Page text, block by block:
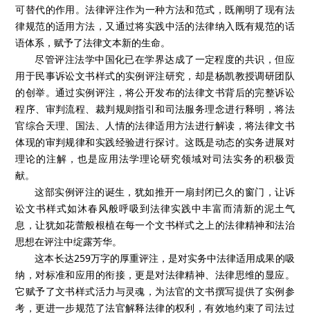
可替代的作用。法律评注作为一种方法和范式，既阐明了现有法
律规范的适用方法，又通过将实践中活的法律纳入既有规范的话
语体系，赋予了法律文本新的生命。
尽管评注法学中国化已在学界达成了一定程度的共识，但应
用于民事诉讼文书样式的实例评注研究，却是杨凯教授调研团队
的创举。通过实例评注，将公开发布的法律文书背后的完整诉讼
程序、审判流程、裁判规则指引和司法服务理念进行释明，将法
官综合天理、国法、人情的法律适用方法进行解读，将法律文书
体现的审判规律和实践经验进行探讨。这既是动态的实务进展对
理论的注解，也是应用法学理论研究领域对司法实务的积极贡
献。
这部实例评注的诞生，犹如推开一扇封闭已久的窗门，让诉
讼文书样式如沐春风般呼吸到法律实践中丰富而清新的泥土气
息，让犹如花蕾般根植在每一个文书样式之上的法律精神和法治
思想在评注中绽露芳华。
这本长达259万字的厚重评注，是对实务中法律适用成果的吸
纳，对标准和应用的衔接，更是对法律精神、法律思维的显应。
它赋予了文书样式活力与灵魂，为法官的文书撰写提供了实例参
考，更进一步规范了法官解释法律的权利，有效地约束了司法过